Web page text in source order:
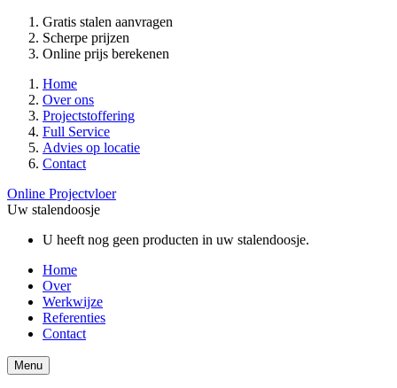
Gratis stalen aanvragen
Scherpe prijzen
Online prijs berekenen
Home
Over ons
Projectstoffering
Full Service
Advies op locatie
Contact
Online Projectvloer
Uw stalendoosje
U heeft nog geen producten in uw stalendoosje.
Home
Over
Werkwijze
Referenties
Contact
Menu